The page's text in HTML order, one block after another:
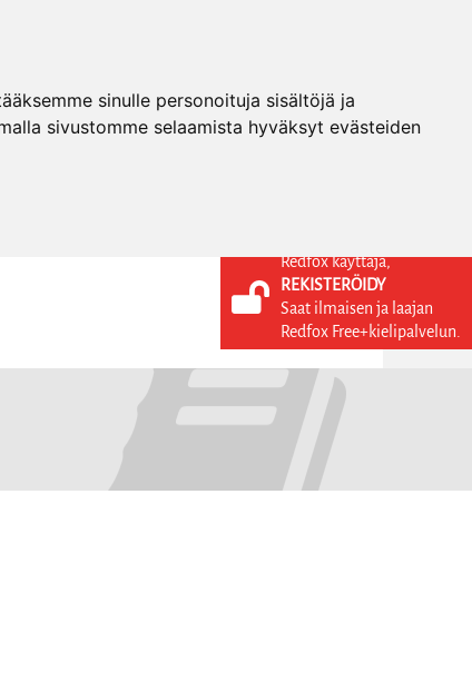
sinulle personoituja sisältöjä ja
sivustomme selaamista hyväksyt evästeiden
KIRJAUDU SISÄÄN
REKISTERÖIDY
Redfox käyttäjä,
REKISTERÖIDY
Saat ilmaisen ja laajan
Redfox Free+kielipalvelun.